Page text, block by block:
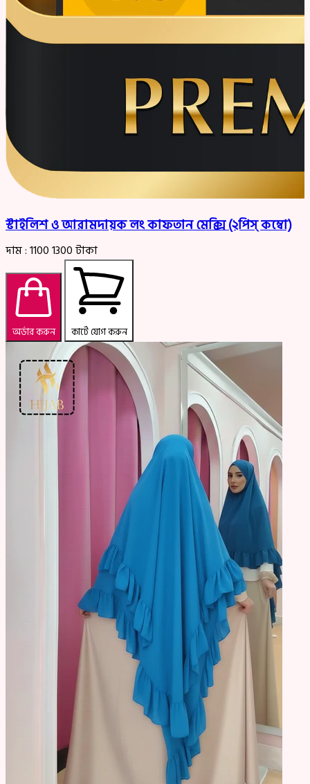
স্টাইলিশ ও আরামদায়ক লং কাফতান মেক্সি (২পিস্ কম্বো)
দাম :11001300টাকা
অর্ডার করুন কার্টে যোগ করুন